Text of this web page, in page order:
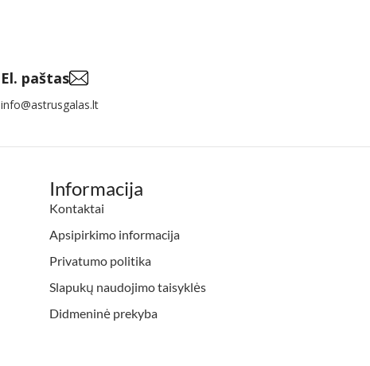
El. paštas
info@astrusgalas.lt
Informacija
Kontaktai
Apsipirkimo informacija
Privatumo politika
Slapukų naudojimo taisyklės
Didmeninė prekyba